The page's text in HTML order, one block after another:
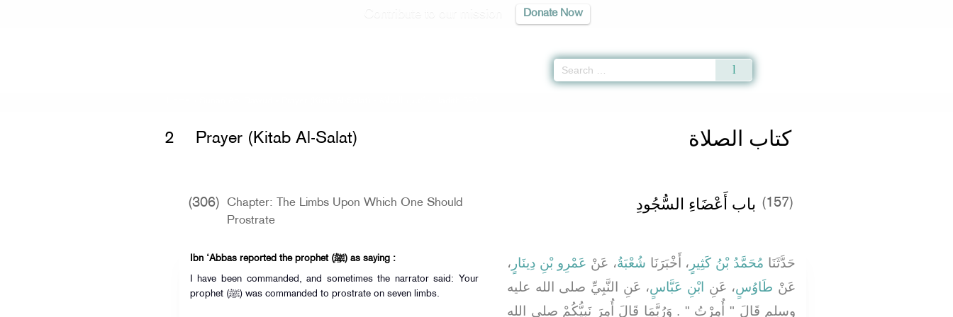
Donate Now
كتاب الصلاة 2 Prayer (Kitab Al-Salat)
(306)
Chapter: The Limbs Upon Which One Should
Prostrate
(157) باب أَعْضَاءِ السُّجُودِ
Ibn ‘Abbas reported the prophet (ﷺ) as saying :
I have been commanded, and sometimes the narrator said: Your
prophet (ﷺ) was commanded to prostrate on seven limbs.
حَدَّثَنَا مُحَمَّدُ بْنُ كَثِيرٍ ، أَخْبَرَنَا شُعْبَةُ، عَنْ عَمْرِو بْنِ دِينَارٍ ،
عَنْ طَاوُسٍ، عَنِ ابْنِ عَبَّاسٍ، عَنِ النَّبِيِّ صلى الله عليه
وسلم قَالَ ‏"‏ أُمِرْتُ ‏"‏ ‏.‏ وَرُبَّمَا قَالَ أُمِرَ نَبِيُّكُمْ صلى الله